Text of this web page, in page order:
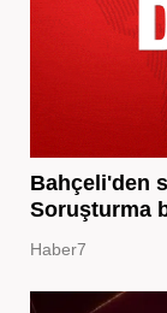
Bahçeli'den
Soruşturma
Haber7